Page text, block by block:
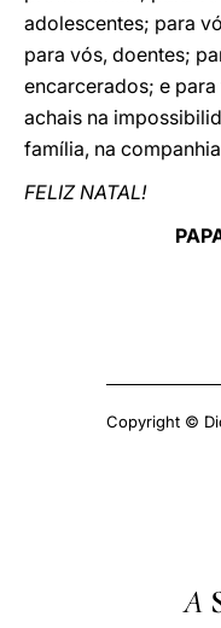
adolescentes; para
para vós, doentes;
encarcerados; e
achais na
família, na
FELIZ NATAL!
Copyright ©
A